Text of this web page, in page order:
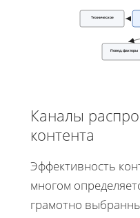
Техническое
Повед. факторы
Каналы
контента
Эффективность
многом
грамотно